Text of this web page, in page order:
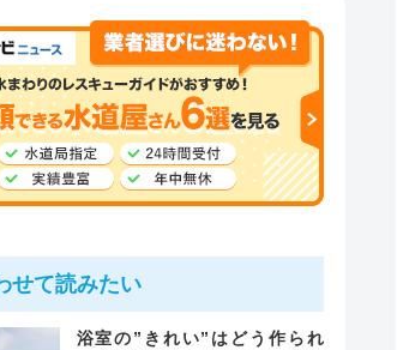
せて読みたい
浴室の”きれい”はどう作られ